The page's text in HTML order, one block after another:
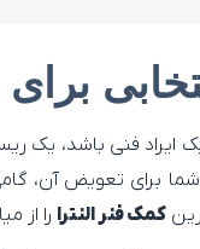
یک ایراد فنی باشد،
برای تعویض آن،
کمک فنر النترا را از